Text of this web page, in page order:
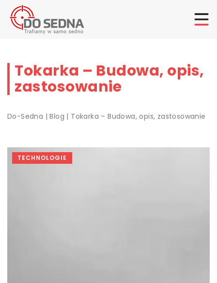
Tokarka – Budowa, opis,
zastosowanie
Do-Sedna |Blog | Tokarka – Budowa, opis, zastosowanie
TECHNOLOGIE